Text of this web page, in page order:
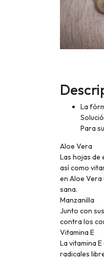
La
Para
Aloe Vera
Las hojas de
así como
en Aloe
sana.
Manzanilla
Junto con
contra los
Vitamina E
La vitamina
radicales